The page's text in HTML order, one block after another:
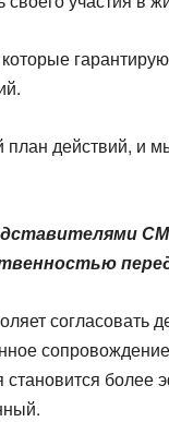
действий, и
согласовать